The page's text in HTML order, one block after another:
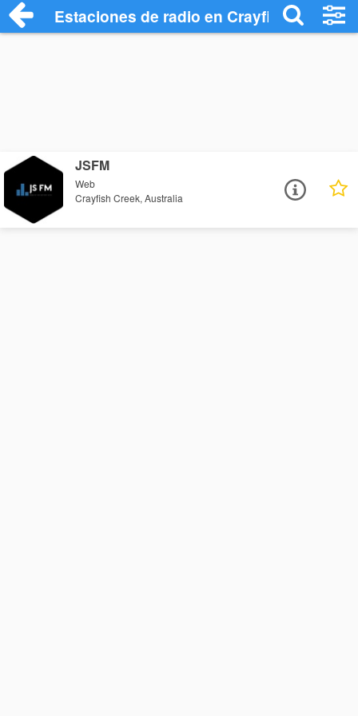
Estaciones de radio en Crayfish Creek -
JSFM
Web
Crayfish Creek, Australia